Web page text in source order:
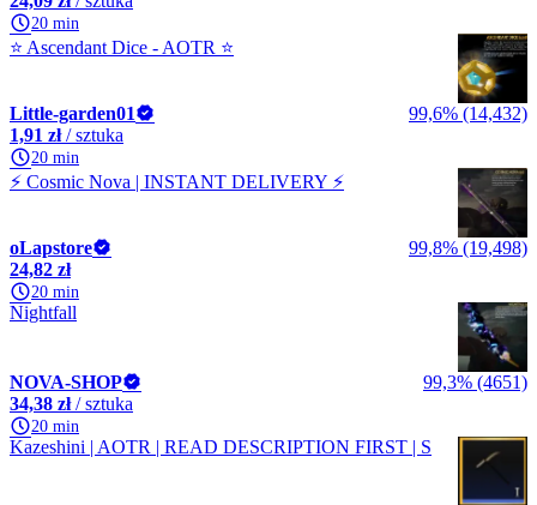
20 min
⭐ Ascendant Dice - AOTR ⭐
Little-garden01
99,6% (14,432)
1,91 zł/ sztuka
20 min
⚡ Cosmic Nova | INSTANT DELIVERY ⚡
oLapstore
99,8% (19,498)
24,82 zł
20 min
Nightfall
NOVA-SHOP
99,3% (4651)
34,38 zł/ sztuka
20 min
Kazeshini | AOTR | READ DESCRIPTION FIRST | S